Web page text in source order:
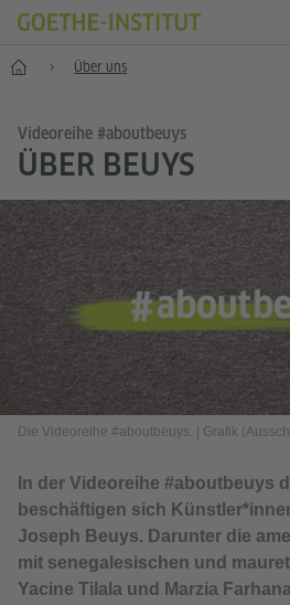
Start Über uns
Videoreihe #aboutbeuys
ÜBER BEUYS
Die Videoreihe #aboutbeuys. Grafik
In der Videoreihe #aboutbeuys
beschäftigen sich
Joseph Beuys. Darunter die
mit senegalesischen und
Yacine Tilala und Marzia